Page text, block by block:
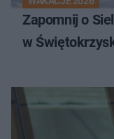
Zapomnij o
w